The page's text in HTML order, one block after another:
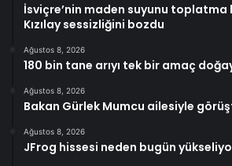
İsviçre’nin maden suyunu toplatma
Kızılay sessizliğini bozdu
Ağustos 8, 2026
180 bin tane arıyı tek bir amaç
Ağustos 8, 2026
Bakan Gürlek Mumcu ailesiyle
Ağustos 8, 2026
JFrog hissesi neden bugün